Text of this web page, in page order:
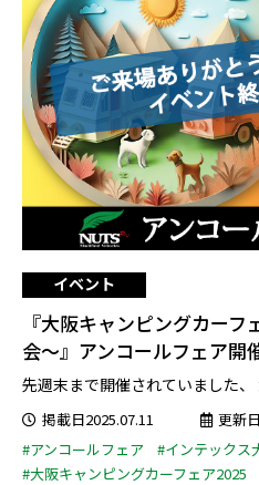
イベント
『大阪キャンピングカー
会～』アンコールフェア開
先週末まで開催されていました
掲載日2025.07.11
更新
#アンコールフェア
#インテックス
#大阪キャンピングカーフェア